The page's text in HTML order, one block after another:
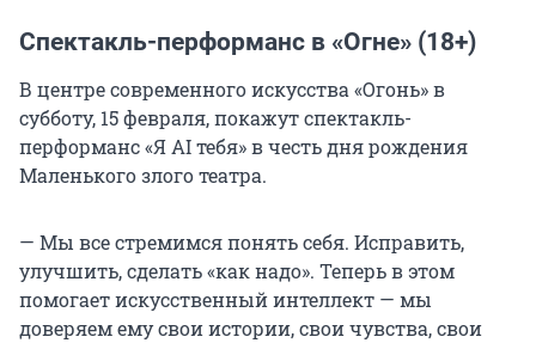
Спектакль-перформанс в «Огне» (18+)
В центре современного искусства «Огонь» в
субботу, 15 февраля, покажут спектакль-
перформанс «Я AI тебя» в честь дня рождения
Маленького злого театра.
— Мы все стремимся понять себя. Исправить,
улучшить, сделать «как надо». Теперь в этом
помогает искусственный интеллект — мы
доверяем ему свои истории, свои чувства, свои